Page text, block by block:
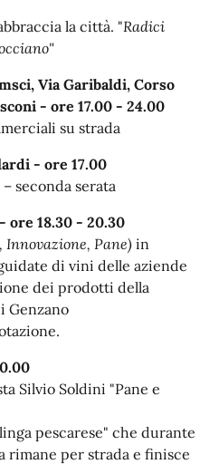
la città. "Radici
Via Garibaldi, Corso
- ore 17.00 - 24.00
su strada
- ore 17.00
– seconda serata
ore 18.30 - 20.30
Innovazione, Pane) in
di vini delle aziende
dei prodotti della
Genzano
Silvio Soldini "Pane e
pescarese" che durante
per strada e finisce